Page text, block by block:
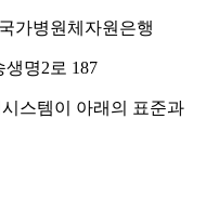
가병원체자원은행
명2로 187
스템이 아래의 표준과